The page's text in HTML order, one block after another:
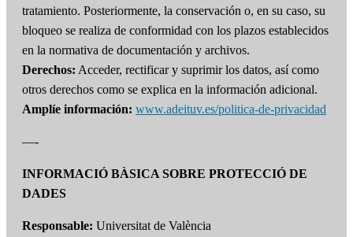
tratamiento. Posteriormente, la conservación o, en su caso, su
bloqueo se realiza de conformidad con los plazos establecidos
en la normativa de documentación y archivos.
Derechos: Acceder, rectificar y suprimir los datos, así como
otros derechos como se explica en la información adicional.
Amplíe información: www.adeituv.es/politica-de-privacidad
—-
INFORMACIÓ BÀSICA SOBRE PROTECCIÓ DE
DADES
Responsable: Universitat de València